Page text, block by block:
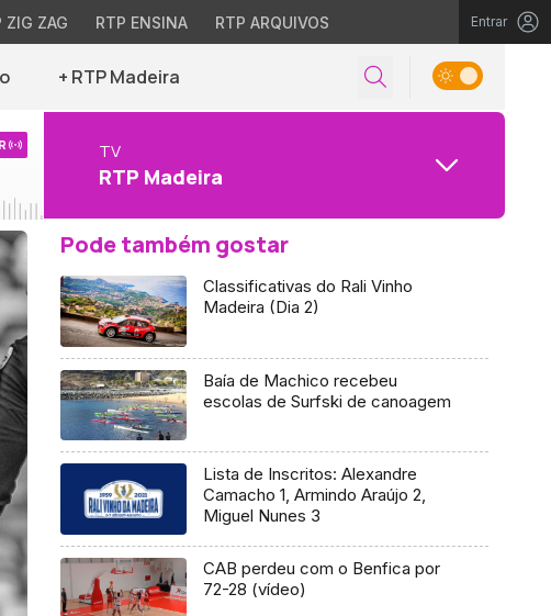
ZIG ZAG RTP ENSINA RTP ARQUIVOS Entrar
+ RTP Madeira
TV
RTP Madeira
Pode também gostar
Classificativas do Rali Vinho
Madeira (Dia 2)
Baía de Machico recebeu
escolas de Surfski de canoagem
Lista de Inscritos: Alexandre
Camacho 1, Armindo Araújo 2,
Miguel Nunes 3
CAB perdeu com o Benfica por
72-28 (vídeo)